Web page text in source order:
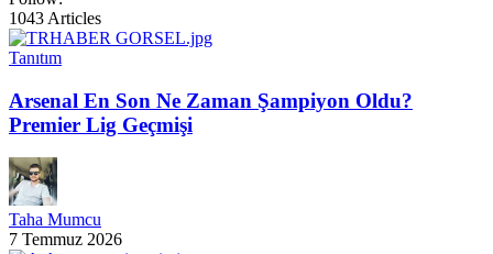
1043 Articles
Tanıtım
Arsenal En Son Ne Zaman Şampiyon Oldu?
Premier Lig Geçmişi
Taha Mumcu
7 Temmuz 2026